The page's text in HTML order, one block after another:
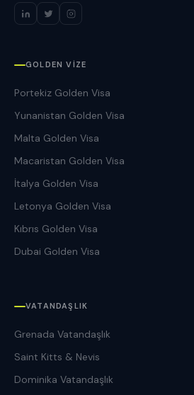
GOLDEN VIZE
Portekiz Golden Visa
Yunanistan Golden Visa
Malta Golden Visa
Macaristan Golden Visa
İtalya Golden Visa
Letonya Golden Visa
Kıbrıs Golden Visa
Dubai Golden Visa
VATANDAŞLIK
Grenada Vatandaşlık
Saint Kitts & Nevis
Dominika Vatandaşlık